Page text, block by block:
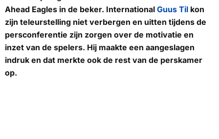
Ahead Eagles in de beker. International Guus Til kon
zijn teleurstelling niet verbergen en uitten tijdens de
persconferentie zijn zorgen over de motivatie en
inzet van de spelers. Hij maakte een aangeslagen
indruk en dat merkte ook de rest van de perskamer
op.